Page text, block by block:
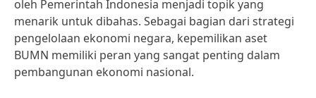
oleh Pemerintah Indonesia menjadi topik yang
menarik untuk dibahas. Sebagai bagian dari strategi
pengelolaan ekonomi negara, kepemilikan aset
BUMN memiliki peran yang sangat penting dalam
pembangunan ekonomi nasional.